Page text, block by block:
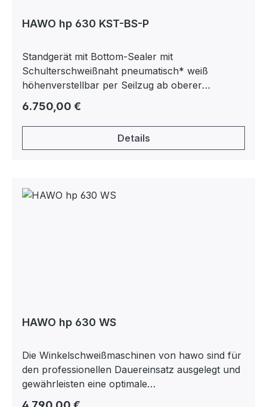
HAWO hp 630 KST-BS-P
Standgerät mit Bottom-Sealer mit
Schulterschweißnaht pneumatisch* weiß
höhenverstellbar per Seilzug ab oberer
Schweißnaht von 450- 1.450 mm *
Druckluftanschluß von 6 bar erforderlich,
Anschluß 1/4 Zoll
Regulärer Preis:
6.750,00 €
Details
HAWO hp 630 WS
Die Winkelschweißmaschinen von hawo sind für
den professionellen Dauereinsatz ausgelegt und
gewährleisten eine optimale
Verschlusssicherheit. Optimaler